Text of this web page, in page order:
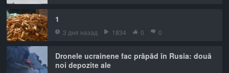
1
3 дня назад 1834 0 0
Dronele ucrainene fac prăpăd în Rusia: două
noi depozite ale